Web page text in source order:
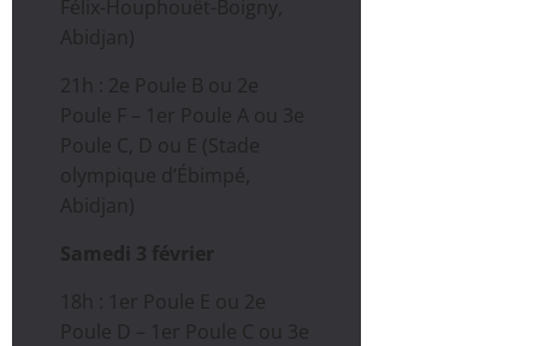
Félix-Houphouët-Boigny,
Abidjan)
21h : 2e Poule B ou 2e
Poule F – 1er Poule A ou 3e
Poule C, D ou E (Stade
olympique d’Ébimpé,
Abidjan)
Samedi 3 février
18h : 1er Poule E ou 2e
Poule D – 1er Poule C ou 3e